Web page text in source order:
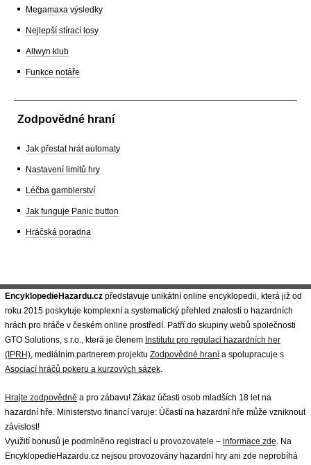
Megamaxa výsledky
Nejlepší stírací losy
Allwyn klub
Funkce notáře
Zodpovědné hraní
Jak přestat hrát automaty
Nastavení limitů hry
Léčba gamblerství
Jak funguje Panic button
Hráčská poradna
EncyklopedieHazardu.cz představuje unikátní online encyklopedii, která již od
roku 2015 poskytuje komplexní a systematický přehled znalostí o hazardních
hrách pro hráče v českém online prostředí. Patří do skupiny webů společnosti
GTO Solutions, s.r.o., která je členem Institutu pro regulaci hazardních her
(IPRH) , mediálním partnerem projektu Zodpovědné hraní a spolupracuje s
Asociací hráčů pokeru a kurzových sázek
Hrajte zodpovědně a pro zábavu! Zákaz účasti osob mladších 18 let na
hazardní hře. Ministerstvo financí varuje: Účastí na hazardní hře může vzniknout
závislost!
Využití bonusů je podmíněno registrací u provozovatele – informace zde . Na
EncyklopedieHazardu.cz nejsou provozovány hazardní hry ani zde neprobíhá